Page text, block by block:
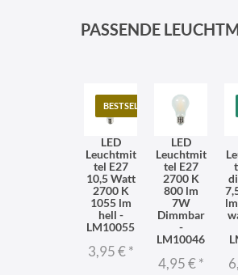
PASSENDE
BESTSELLER
LED
Leuchtmit
tel E27
10,5 Watt
2700 K
1055 lm
hell -
LM10055
3,95 €*
LED
Leuchtmit
tel E27
2700 K
800 lm
7W
Dimmbar
-
LM10046
4,95 €*